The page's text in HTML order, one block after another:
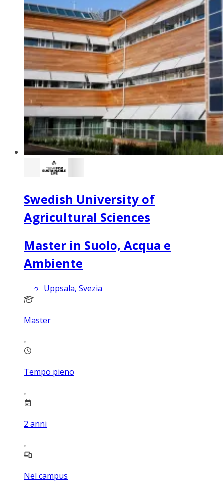
Swedish University of
Agricultural Sciences
Master in Suolo, Acqua e
Ambiente
Uppsala, Svezia
Master
Tempo pieno
2 anni
Nel campus